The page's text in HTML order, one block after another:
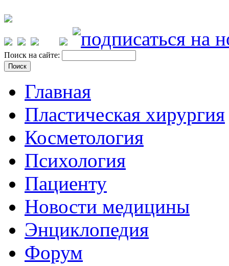
Поиск на сайте:
Главная
Пластическая хирургия
Косметология
Психология
Пациенту
Новости медицины
Энциклопедия
Форум